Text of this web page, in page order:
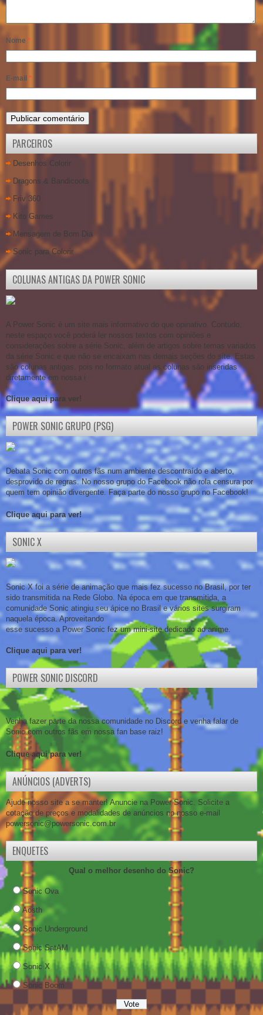
Nome *
E-mail *
PARCEIROS
Desenhos Colorir
Dragons & Bandicoots
Friv 360
Kito Games
Mensagem de Bom Dia
Sonic para Colorir
COLUNAS ANTIGAS DA POWER SONIC
A Power Sonic é um site mais informativo do que opinativo. Contudo,
neste espaço você poderá ler nossos textos com opiniões e
considerações sobre a série Sonic, além de artigos sobre temas variados
da série Sonic e que não se encaixam nas demais seções do site. Estas
são colunas antigas, pois no formato atual as colunas são inseridas
diretamente em nossa i
Clique aqui para ver!
POWER SONIC GRUPO (PSG)
Debata Sonic com outros fãs num ambiente descontraído e aberto,
desprovido de regras. No nosso grupo do Facebook não rola censura por
quem tem opinião divergente. Faça parte do nosso grupo no Facebook!
Clique aqui para ver!
SONIC X
Sonic X foi a série de animação que mais fez sucesso no Brasil, por ter
sido transmitida na Rede Globo. Na época em que transmitida, a
comunidade Sonic atingiu seu ápice no Brasil e vários sites surgiram
naquela época. Aproveitando
esse sucesso a Power Sonic fez um mini-site dedicado ao anime.
Clique aqui para ver!
POWER SONIC DISCORD
Venha fazer parte da nossa comunidade no Discord e venha falar de
Sonic com outros fãs em nossa fan base raiz!
Clique aqui para ver!
ANÚNCIOS (ADVERTS)
Ajude nosso site a se manter! Anuncie na Power Sonic. Solicite a
cotação de preços e modalidades de anúncios no nosso e-mail
powersonic@powersonic.com.br
ENQUETES
Qual o melhor desenho do Sonic?
Sonic Ova
Aosth
Sonic Underground
Sonic SatAM
Sonic X
Sonic Boom